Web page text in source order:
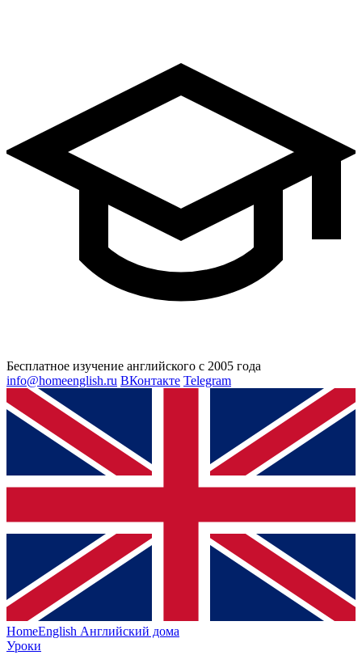
Бесплатное изучение английского с 2005 года
info@homeenglish.ru ВКонтакте Telegram
HomeEnglish Английский дома
Уроки